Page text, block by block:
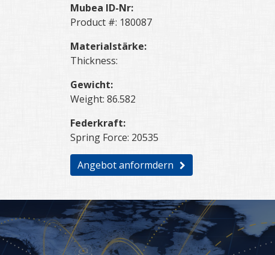
Mubea ID-Nr:
Product #: 180087
Materialstärke:
Thickness:
Gewicht:
Weight: 86.582
Federkraft:
Spring Force: 20535
Angebot anformdern